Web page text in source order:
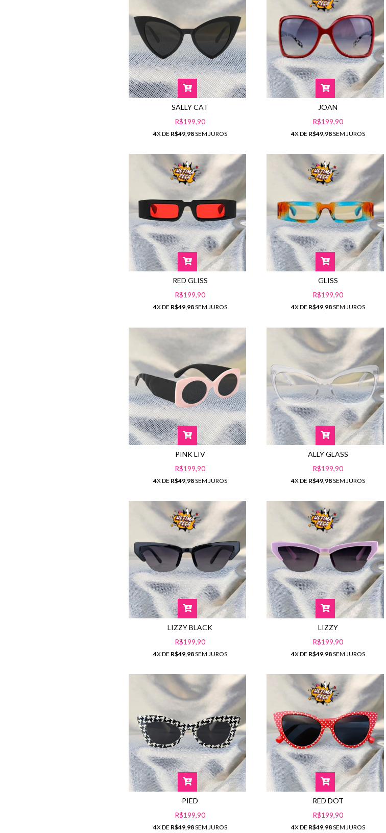
SALLY CAT
R$199,90
4X DE R$49,98SEM JUROS
JOAN
R$199,90
4X DE R$49,98SEM JUROS
RED GLISS
R$199,90
4X DE R$49,98SEM JUROS
GLISS
R$199,90
4X DE R$49,98SEM JUROS
PINK LIV
R$199,90
4X DE R$49,98SEM JUROS
ALLY GLASS
R$199,90
4X DE R$49,98SEM JUROS
LIZZY BLACK
R$199,90
4X DE R$49,98SEM JUROS
LIZZY
R$199,90
4X DE R$49,98SEM JUROS
PIED
R$199,90
4X DE R$49,98SEM JUROS
RED DOT
R$199,90
4X DE R$49,98SEM JUROS